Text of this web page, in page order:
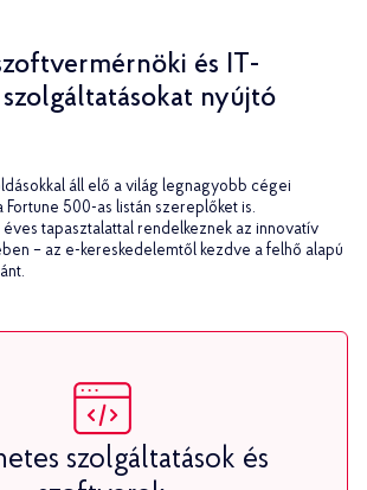
és IT-
nyújtó
áll elő a világ legnagyobb cégei
500-as listán szereplőket is.
tapasztalattal rendelkeznek az innovatív
– az e-kereskedelemtől kezdve a felhő alapú
szolgáltatások és